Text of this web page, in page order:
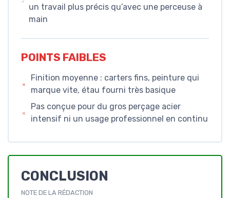
un travail plus précis qu’avec une perceuse à
main
POINTS FAIBLES
Finition moyenne : carters fins, peinture qui
marque vite, étau fourni très basique
Pas conçue pour du gros perçage acier
intensif ni un usage professionnel en continu
CONCLUSION
NOTE DE LA RÉDACTION